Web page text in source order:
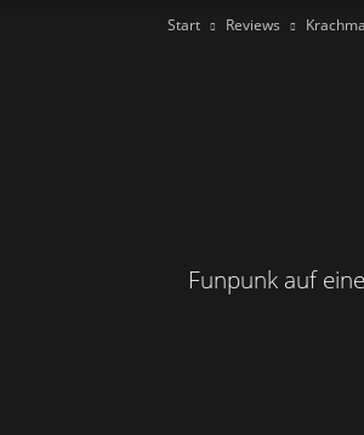
Start Reviews
Funpunk auf